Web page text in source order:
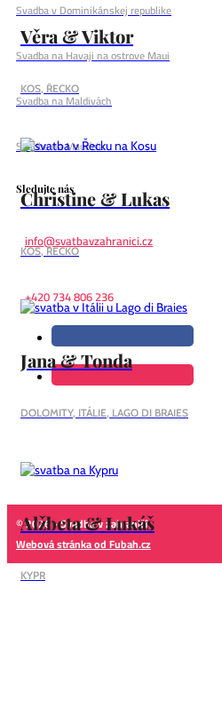
Věra & Viktor
KOS, ŘECKO
Christine & Lukas
KOS, ŘECKO
Jana & Tonda
DOLOMITY, ITÁLIE, LAGO DI BRAIES
Alžbeta & Lukáš
KYPR
Svadba v Dominikánskej republike
Svadba na Havaji na ostrove Maui
Svadba na Maldivách
Svadba na Mauríciu
Sledujte nás
info@svatbavzahranici.cz
+420 734 806 236
© 2026 - Svadba v zahraničí
Webová stránka od Fubah.cz